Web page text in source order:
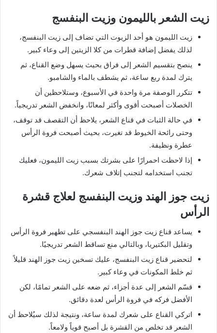
زيت الشعر بالليمون وزيت البنفسج
زيت الليمون هو أحد الزيوت التي تضاف إلى زيت البنفسج،
لذلك يفضل إضافة قطرات من كلا الزيتين إلى وعاء كبير.
ينصح بتقسيم الشعر إلى فراق بحيث يسهل وضع القناع، ثم
يترك لمدة ربع ساعة، ثم يشطف بالماء والشامبو.
تتكرر الوصفة مرة واحدة في الأسبوع، وستلاحظين أن
الخصلات أصبحت أقوى وأكثر لمعانًا، وانخفض الشعر تدريجياً.
في حالة الثبات في قناع الشعر، يلاحظ أن التقصف قد توقف،
وحتى رائحة الخيوط قد تغيرت، بحيث أصبحت فروة الرأس
عطرة ونظيفة.
إذا لاحظت احمرارًا على بشرتك بسبب زيت الليمون، فعليك
تجنب استخدامه لتجنب إتلاف شعرك.
زيت جوز الهند وزيت البنفسج لعلاج قشرة
الرأس
يساعد قناع زيت جوز الهند البنفسجي على تطهير فروة الرأس
وتقليل البكتيريا، وبالتالي منع تساقط الشعر تدريجيًا.
لتحضير قناع زيت البنفسج، عليك تسخين زيت جوز الهند قليلاً
ثم خلط المكونات في وعاء كبير.
قسّم الشعر إلى عدة أجزاء، ثم ضعه على الشعر تمامًا، لكن
الأفضل فركه في فروة الرأس لعدة دقائق.
اتركي القناع على شعرك لمدة ساعة، ونتيجة لذلك سيُلاحظ أن
الشعر قد تخلص من القشرة بل أصبح قوياً ولامعاً.